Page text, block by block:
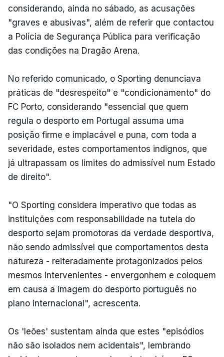
considerando, ainda no sábado, as acusações
"graves e abusivas", além de referir que contactou
a Polícia de Segurança Pública para verificação
das condições na Dragão Arena.
No referido comunicado, o Sporting denunciava
práticas de "desrespeito" e "condicionamento" do
FC Porto, considerando "essencial que quem
regula o desporto em Portugal assuma uma
posição firme e implacável e puna, com toda a
severidade, estes comportamentos indignos, que
já ultrapassam os limites do admissível num Estado
de direito".
"O Sporting considera imperativo que todas as
instituições com responsabilidade na tutela do
desporto sejam promotoras da verdade desportiva,
não sendo admissível que comportamentos desta
natureza - reiteradamente protagonizados pelos
mesmos intervenientes - envergonhem e coloquem
em causa a imagem do desporto português no
plano internacional", acrescenta.
Os 'leões' sustentam ainda que estes "episódios
não são isolados nem acidentais", lembrando